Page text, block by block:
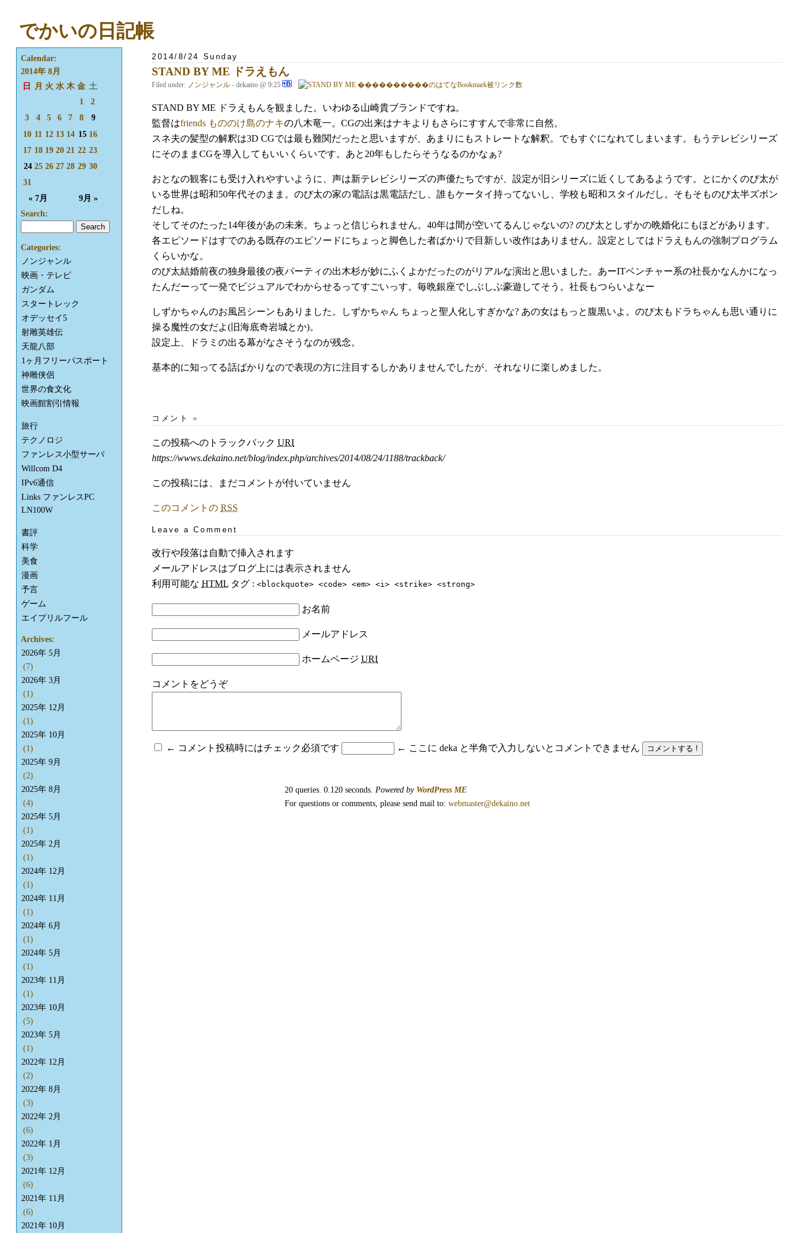
でかいの日記帳
2014/8/24 Sunday
STAND BY ME ドラえもん
Filed under: ノンジャンル - dekaino @ 9:25
STAND BY ME ドラえもんを観ました。いわゆる山崎貴ブランドですね。
監督はfriends もののけ島のナキの八木竜一。CGの出来はナキよりもさらにすすんで非常に自然。
スネ夫の髪型の解釈は3D CGでは最も難関だったと思いますが、あまりにもストレートな解釈。でもすぐになれてしまいます。もうテレビシリーズ
にそのままCGを導入してもいいくらいです。あと20年もしたらそうなるのかなぁ?
おとなの観客にも受け入れやすいように、声は新テレビシリーズの声優たちですが、設定が旧シリーズに近くしてあるようです。とにかくのび太が
いる世界は昭和50年代そのまま。のび太の家の電話は黒電話だし、誰もケータイ持ってないし、学校も昭和スタイルだし。そもそものび太半ズボン
だしね。
そしてそのたった14年後があの未来。ちょっと信じられません。40年は間が空いてるんじゃないの? のび太としずかの晩婚化にもほどがあります。
各エピソードはすでのある既存のエピソードにちょっと脚色した者ばかりで目新しい改作はありません。設定としてはドラえもんの強制プログラム
くらいかな。
のび太結婚前夜の独身最後の夜パーティの出木杉が妙にふくよかだったのがリアルな演出と思いました。あーITベンチャー系の社長かなんかになっ
たんだーって一発でビジュアルでわからせるってすごいっす。毎晩銀座でしぶしぶ豪遊してそう。社長もつらいよなー
しずかちゃんのお風呂シーンもありました。しずかちゃん ちょっと聖人化しすぎかな? あの女はもっと腹黒いよ。のび太もドラちゃんも思い通りに
操る魔性の女だよ(旧海底奇岩城とか)。
設定上、ドラミの出る幕がなさそうなのが残念。
基本的に知ってる話ばかりなので表現の方に注目するしかありませんでしたが、それなりに楽しめました。
コメント »
この投稿へのトラックバック URI
https://wwws.dekaino.net/blog/index.php/archives/2014/08/24/1188/trackback/
この投稿には、まだコメントが付いていません
このコメントの RSS
Leave a Comment
改行や段落は自動で挿入されます
メールアドレスはブログ上には表示されません
利用可能な HTML タグ : <blockquote> <code> <em> <i> <strike> <strong>
お名前
メールアドレス
ホームページ URI
コメントをどうぞ
← コメント投稿時にはチェック必須です ← ここに deka と半角で入力しないとコメントできません
Calendar:
2014年 8月
日
月 火 水 木 金 土
« 7月 9月 »
1
2
3
4 5 6 7 8
9
10 11 12 13 14 15 16
17 18 19 20 21 22 23
24 25 26 27 28 29 30
31
Search:
Categories:
ノンジャンル
映画・テレビ
ガンダム
スタートレック
オデッセイ5
射雕英雄伝
天龍八部
1ヶ月フリーパスポート
神雕侠侶
世界の食文化
映画館割引情報
旅行
テクノロジ
ファンレス小型サーバ
Willcom D4
IPv6通信
Links ファンレスPC
LN100W
書評
科学
美食
漫画
予言
ゲーム
エイプリルフール
Archives:
2026年 5月
(7)
2026年 3月
(1)
2025年 12月
(1)
2025年 10月
(1)
2025年 9月
(2)
2025年 8月
(4)
2025年 5月
(1)
2025年 2月
(1)
2024年 12月
(1)
2024年 11月
(1)
2024年 6月
(1)
2024年 5月
(1)
2023年 11月
(1)
2023年 10月
(5)
2023年 5月
(1)
2022年 12月
(2)
2022年 8月
(3)
2022年 2月
(6)
2022年 1月
(3)
2021年 12月
(6)
2021年 11月
(6)
2021年 10月
20 queries. 0.120 seconds. Powered by WordPress ME
For questions or comments, please send mail to: webmaster@dekaino.net